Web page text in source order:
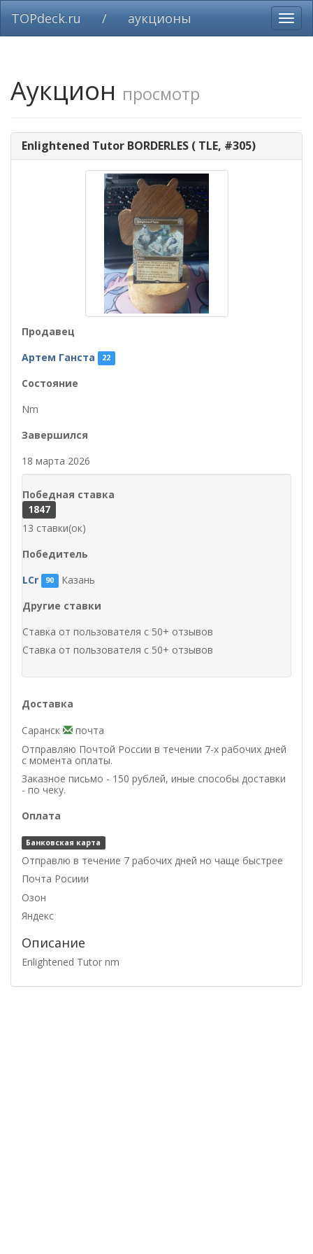
TOPdeck.ru / аукционы
Аукцион просмотр
Enlightened Tutor BORDERLES ( TLE, #305)
Продавец
Артем Ганста
22
Состояние
Nm
Завершился
18 марта 2026
Победная ставка
1847
13 ставки(ок)
Победитель
LCr
90 Казань
Другие ставки
Ставка от пользователя с 50+ отзывов
Ставка от пользователя с 50+ отзывов
Доставка
Саранск
почта
Отправляю Почтой России в течении 7-х рабочих дней
с момента оплаты.
Заказное письмо - 150 рублей, иные способы доставки
- по чеку.
Оплата
Банковская карта
Отправлю в течение 7 рабочих дней но чаще быстрее
Почта Росиии
Озон
Яндекс
Описание
Enlightened Tutor nm